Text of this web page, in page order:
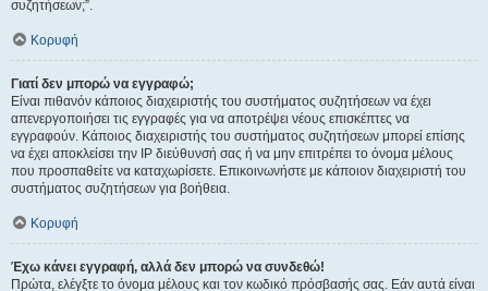
συζητήσεων;”.
Κορυφή
Γιατί δεν μπορώ να εγγραφώ;
Είναι πιθανόν κάποιος διαχειριστής του συστήματος συζητήσεων να έχει
απενεργοποιήσει τις εγγραφές για να αποτρέψει νέους επισκέπτες να
εγγραφούν. Κάποιος διαχειριστής του συστήματος συζητήσεων μπορεί επίσης
να έχει αποκλείσει την IP διεύθυνσή σας ή να μην επιτρέπει το όνομα μέλους
που προσπαθείτε να καταχωρίσετε. Επικοινωνήστε με κάποιον διαχειριστή του
συστήματος συζητήσεων για βοήθεια.
Κορυφή
Έχω κάνει εγγραφή, αλλά δεν μπορώ να συνδεθώ!
Πρώτα, ελέγξτε το όνομα μέλους και τον κωδικό πρόσβασής σας. Εάν αυτά είναι